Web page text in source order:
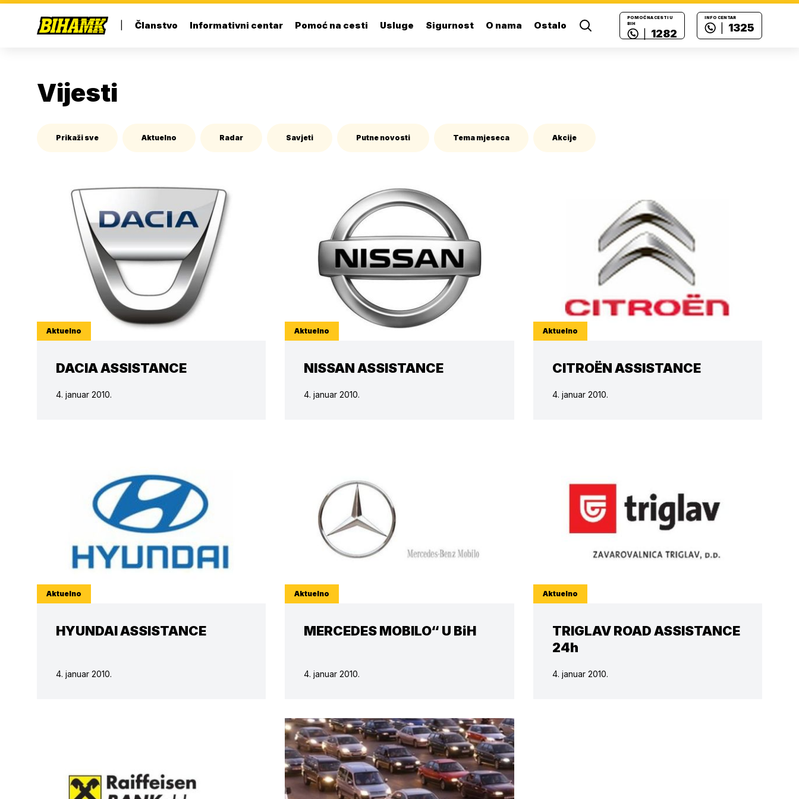
Članstvo Informativni centar Pomoć na cesti Usluge Sigurnost O nama Ostalo
POMOĆ NA CESTI U
BIH
1282
INFO CENTAR
1325
Vijesti
Prikaži sve Aktuelno Radar Savjeti Putne novosti Tema mjeseca Akcije
Aktuelno
DACIA ASSISTANCE
4. januar 2010.
Aktuelno
NISSAN ASSISTANCE
4. januar 2010.
Aktuelno
CITROËN ASSISTANCE
4. januar 2010.
Aktuelno
HYUNDAI ASSISTANCE
4. januar 2010.
Aktuelno
MERCEDES MOBILO“ U BiH
4. januar 2010.
Aktuelno
TRIGLAV ROAD ASSISTANCE
24h
4. januar 2010.